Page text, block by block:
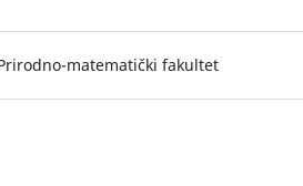
matematički fakultet